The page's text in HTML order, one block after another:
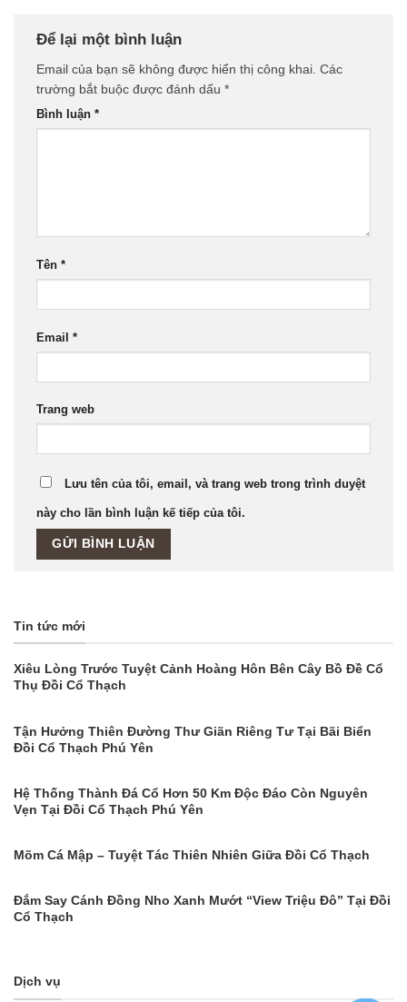
Để lại một bình luận
Email của bạn sẽ không được hiển thị công khai. Các
trường bắt buộc được đánh dấu *
Bình luận *
Tên *
Email *
Trang web
Lưu tên của tôi, email, và trang web trong trình duyệt
này cho lần bình luận kế tiếp của tôi.
Tin tức mới
Xiêu Lòng Trước Tuyệt Cảnh Hoàng Hôn Bên Cây Bồ Đề Cổ
Thụ Đồi Cổ Thạch
Tận Hưởng Thiên Đường Thư Giãn Riêng Tư Tại Bãi Biển
Đồi Cổ Thạch Phú Yên
Hệ Thống Thành Đá Cổ Hơn 50 Km Độc Đáo Còn Nguyên
Vẹn Tại Đồi Cổ Thạch Phú Yên
Mõm Cá Mập – Tuyệt Tác Thiên Nhiên Giữa Đồi Cổ Thạch
Đắm Say Cánh Đồng Nho Xanh Mướt “View Triệu Đô” Tại Đồi
Cổ Thạch
Dịch vụ